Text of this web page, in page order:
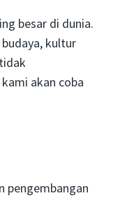
besar di dunia.
kultur
akan coba
pengembangan